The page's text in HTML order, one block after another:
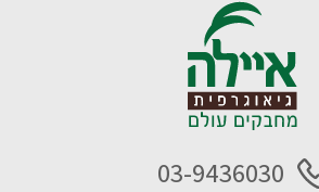
03-9436030